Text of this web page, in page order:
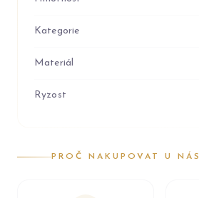
Kategorie
Materiál
Ryzost
PROČ NAKUPOVAT U NÁS